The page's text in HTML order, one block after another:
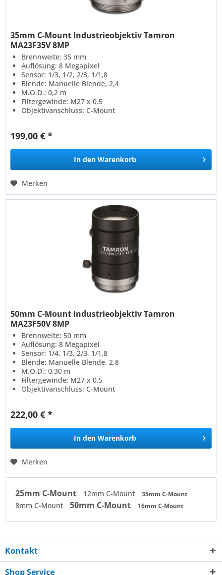
35mm C-Mount Industrieobjektiv Tamron
MA23F35V 8MP
Brennweite: 35 mm
Auflösung: 8 Megapixel
Sensor: 1/3, 1/2, 2/3, 1/1,8
Blende: Manuelle Blende, 2,4
M.O.D.: 0,2 m
Filtergewinde: M27 x 0.5
Objektivanschluss: C-Mount
199,00 € *
In den Warenkorb
Merken
50mm C-Mount Industrieobjektiv Tamron
MA23F50V 8MP
Brennweite: 50 mm
Auflösung: 8 Megapixel
Sensor: 1/4, 1/3, 2/3, 1/1,8
Blende: Manuelle Blende, 2,8
M.O.D.: 0,30 m
Filtergewinde: M27 x 0.5
Objektivanschluss: C-Mount
222,00 € *
In den Warenkorb
Merken
25mm C-Mount 12mm C-Mount 35mm C-Mount
8mm C-Mount 50mm C-Mount 16mm C-Mount
Kontakt
Shop Service